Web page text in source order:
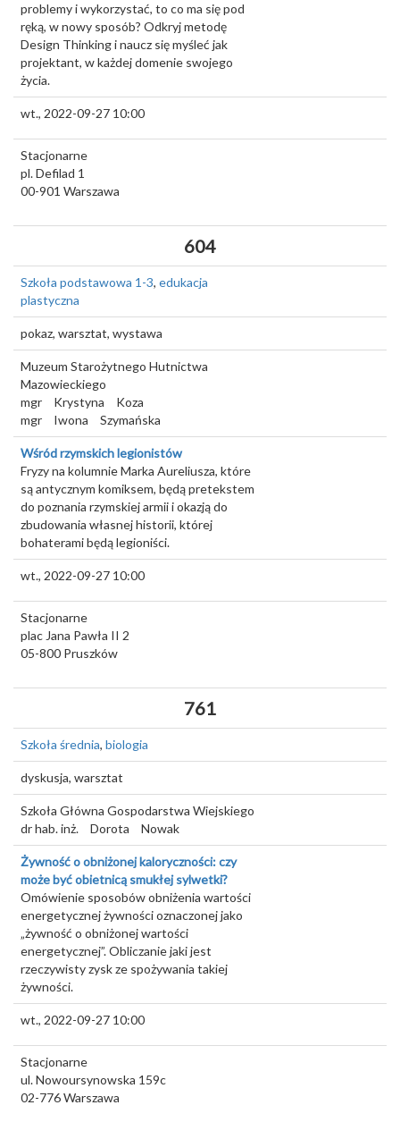
problemy i wykorzystać, to co ma się pod
ręką, w nowy sposób? Odkryj metodę
Design Thinking i naucz się myśleć jak
projektant, w każdej domenie swojego
życia.
wt., 2022-09-27 10:00
Stacjonarne
pl. Defilad 1
00-901 Warszawa
604
Szkoła podstawowa 1-3, edukacja
plastyczna
pokaz, warsztat, wystawa
Muzeum Starożytnego Hutnictwa
Mazowieckiego
mgr
Krystyna
Koza
mgr
Iwona Szymańska
Wśród rzymskich legionistów
Fryzy na kolumnie Marka Aureliusza, które
są antycznym komiksem, będą pretekstem
do poznania rzymskiej armii i okazją do
zbudowania własnej historii, której
bohaterami będą legioniści.
wt., 2022-09-27 10:00
Stacjonarne
plac Jana Pawła II 2
05-800 Pruszków
761
Szkoła średnia, biologia
dyskusja, warsztat
Szkoła Główna Gospodarstwa Wiejskiego
dr hab. inż.
Dorota Nowak
Żywność o obniżonej kaloryczności: czy
może być obietnicą smukłej sylwetki?
Omówienie sposobów obniżenia wartości
energetycznej żywności oznaczonej jako
„żywność o obniżonej wartości
energetycznej”. Obliczanie jaki jest
rzeczywisty zysk ze spożywania takiej
żywności.
wt., 2022-09-27 10:00
Stacjonarne
ul. Nowoursynowska 159c
02-776Warszawa